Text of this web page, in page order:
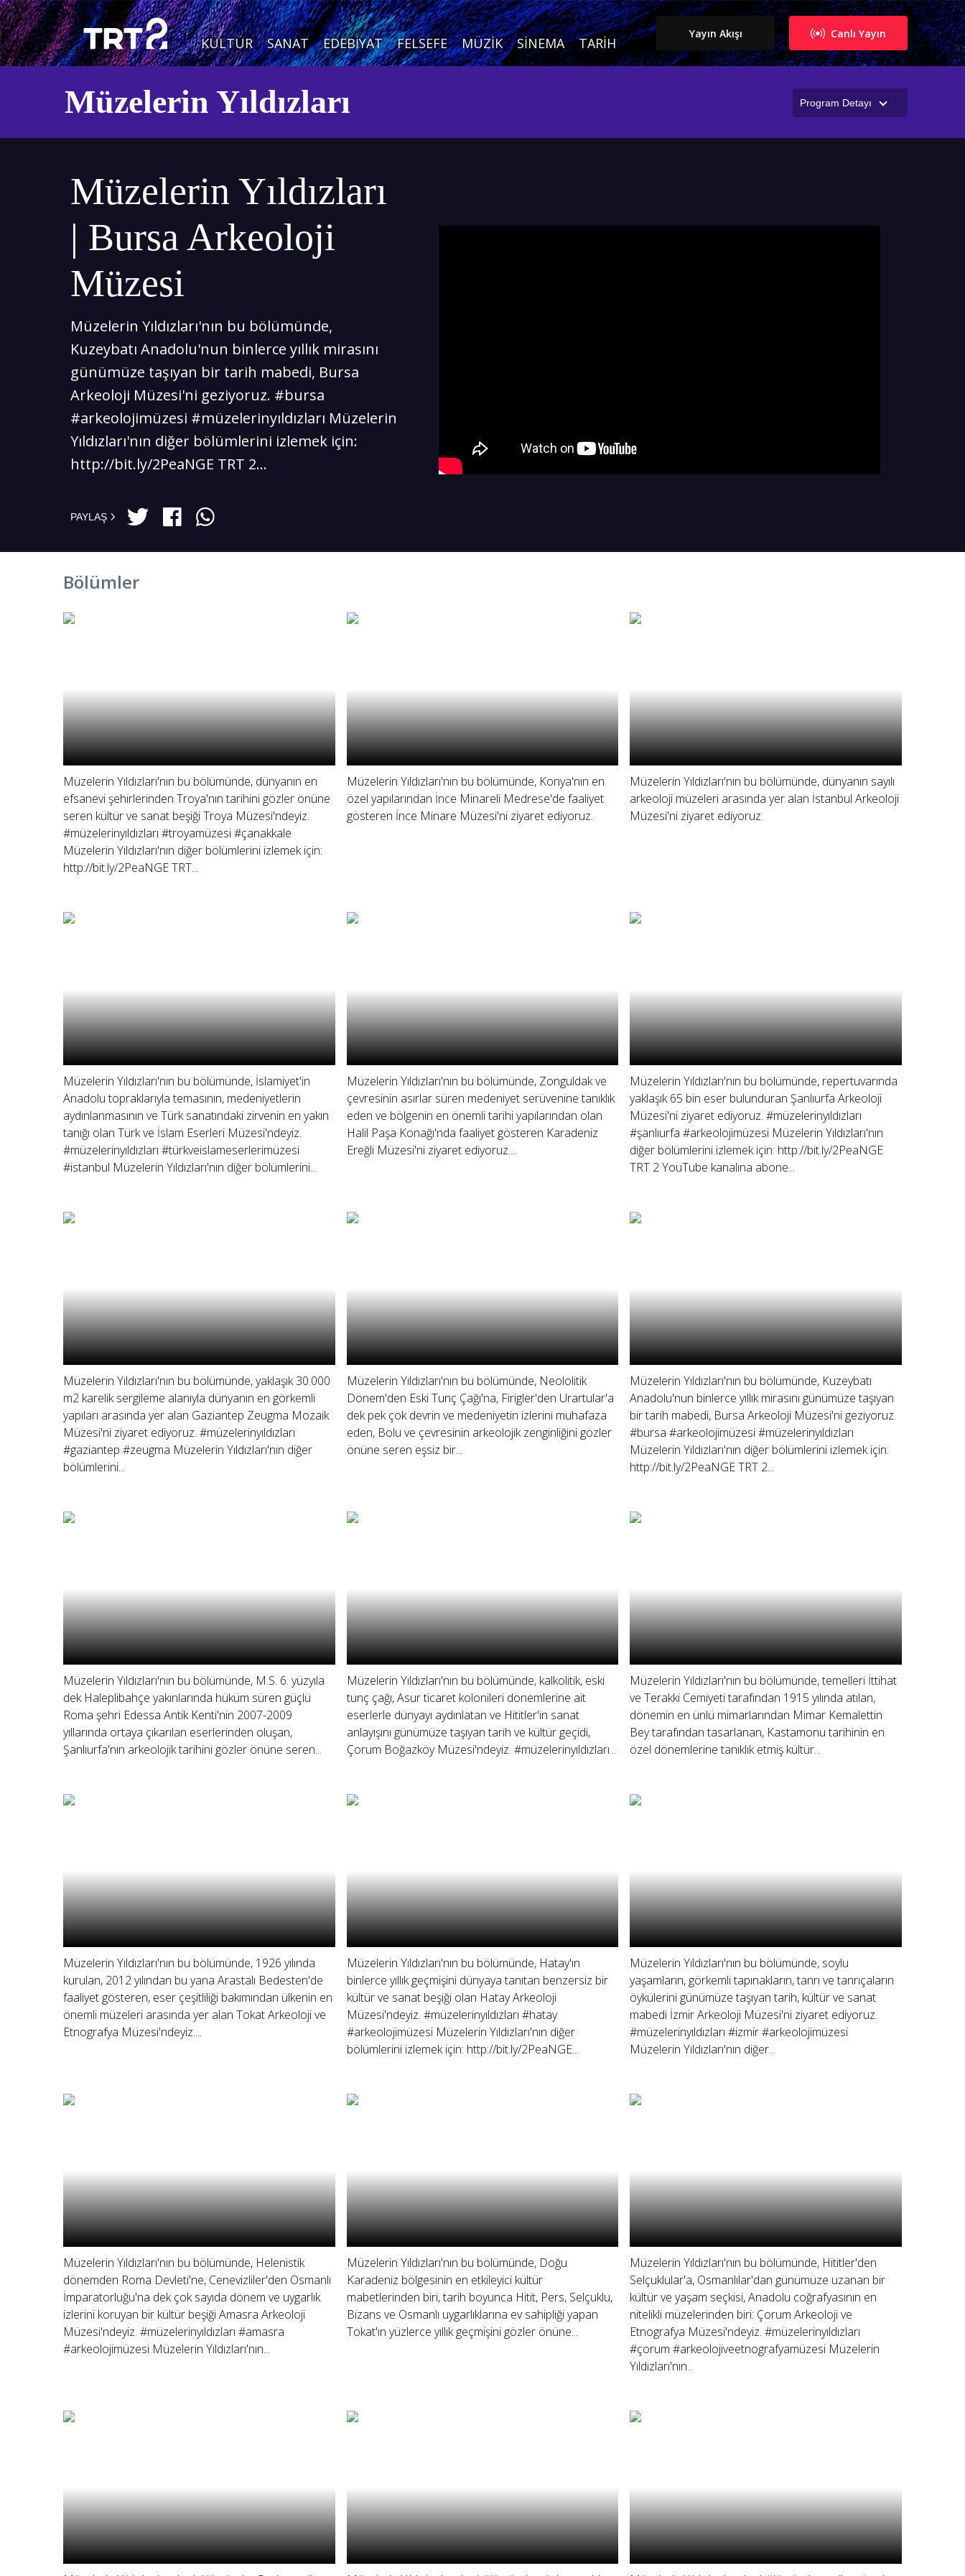
KÜLTÜR SANAT EDEBIYAT FELSEFE MÜZIK SINEMA TARIH
Canlı Yayın
Yayın Akışı
Program Detayı
Müzelerin Yıldızları
Müzelerin Yıldızları
| Bursa Arkeoloji
Müzesi
Müzelerin Yıldızları'nın bu bölümünde,
Kuzeybatı Anadolu'nun binlerce yıllık mirasını
günümüze taşıyan bir tarih mabedi, Bursa
Arkeoloji Müzesi'ni geziyoruz. #bursa
#arkeolojimüzesi #müzelerinyıldızları Müzelerin
Yıldızları'nın diğer bölümlerini izlemek için:
http://bit.ly/2PeaNGE TRT 2...
PAYLAŞ
Bölümler
Müzelerin Yıldızları'nın bu bölümünde, dünyanın en
efsanevi şehirlerinden Troya'nın tarihini gözler önüne
seren kültür ve sanat beşiği Troya Müzesi'ndeyiz.
#müzelerinyıldızları #troyamüzesi #çanakkale
Müzelerin Yıldızları'nın diğer bölümlerini izlemek için:
http://bit.ly/2PeaNGE TRT...
Müzelerin Yıldızları'nın bu bölümünde, Konya'nın en
özel yapılarından İnce Minareli Medrese'de faaliyet
gösteren İnce Minare Müzesi'ni ziyaret ediyoruz.
Müzelerin Yıldızları'nın bu bölümünde, dünyanın sayılı
arkeoloji müzeleri arasında yer alan İstanbul Arkeoloji
Müzesi'ni ziyaret ediyoruz.
Müzelerin Yıldızları'nın bu bölümünde, İslamiyet'in
Anadolu topraklarıyla temasının, medeniyetlerin
aydınlanmasının ve Türk sanatındaki zirvenin en yakın
tanığı olan Türk ve İslam Eserleri Müzesi'ndeyiz.
#müzelerinyıldızları #türkveislameserlerimüzesi
#istanbul Müzelerin Yıldızları'nın diğer bölümlerini...
Müzelerin Yıldızları'nın bu bölümünde, Zonguldak ve
çevresinin asırlar süren medeniyet serüvenine tanıklık
eden ve bölgenin en önemli tarihi yapılarından olan
Halil Paşa Konağı'nda faaliyet gösteren Karadeniz
Ereğli Müzesi'ni ziyaret ediyoruz....
Müzelerin Yıldızları'nın bu bölümünde, repertuvarında
yaklaşık 65 bin eser bulunduran Şanlıurfa Arkeoloji
Müzesi'ni ziyaret ediyoruz. #müzelerinyıldızları
#şanlıurfa #arkeolojimüzesi Müzelerin Yıldızları'nın
diğer bölümlerini izlemek için: http://bit.ly/2PeaNGE
TRT 2 YouTube kanalına abone...
Müzelerin Yıldızları'nın bu bölümünde, yaklaşık 30.000
m2 karelik sergileme alanıyla dünyanın en görkemli
yapıları arasında yer alan Gaziantep Zeugma Mozaik
Müzesi'ni ziyaret ediyoruz. #müzelerinyıldızları
#gaziantep #zeugma Müzelerin Yıldızları'nın diğer
bölümlerini...
Müzelerin Yıldızları'nın bu bölümünde, Neololitik
Dönem'den Eski Tunç Çağı'na, Firigler'den Urartular'a
dek pek çok devrin ve medeniyetin izlerini muhafaza
eden, Bolu ve çevresinin arkeolojik zenginliğini gözler
önüne seren eşsiz bir...
Müzelerin Yıldızları'nın bu bölümünde, Kuzeybatı
Anadolu'nun binlerce yıllık mirasını günümüze taşıyan
bir tarih mabedi, Bursa Arkeoloji Müzesi'ni geziyoruz.
#bursa #arkeolojimüzesi #müzelerinyıldızları
Müzelerin Yıldızları'nın diğer bölümlerini izlemek için:
http://bit.ly/2PeaNGE TRT 2...
Müzelerin Yıldızları'nın bu bölümünde, M.S. 6. yüzyıla
dek Haleplibahçe yakınlarında hüküm süren güçlü
Roma şehri Edessa Antik Kenti'nin 2007-2009
yıllarında ortaya çıkarılan eserlerinden oluşan,
Şanlıurfa'nın arkeolojik tarihini gözler önüne seren...
Müzelerin Yıldızları'nın bu bölümünde, kalkolitik, eski
tunç çağı, Asur ticaret kolonileri dönemlerine ait
eserlerle dünyayı aydınlatan ve Hititler'in sanat
anlayışını günümüze taşıyan tarih ve kültür geçidi,
Çorum Boğazköy Müzesi'ndeyiz. #müzelerinyıldızları...
Müzelerin Yıldızları'nın bu bölümünde, temelleri İttihat
ve Terakki Cemiyeti tarafından 1915 yılında atılan,
dönemin en ünlü mimarlarından Mimar Kemalettin
Bey tarafından tasarlanan, Kastamonu tarihinin en
özel dönemlerine tanıklık etmiş kültür...
Müzelerin Yıldızları'nın bu bölümünde, 1926 yılında
kurulan, 2012 yılından bu yana Arastalı Bedesten'de
faaliyet gösteren, eser çeşitliliği bakımından ülkenin en
önemli müzeleri arasında yer alan Tokat Arkeoloji ve
Etnografya Müzesi'ndeyiz....
Müzelerin Yıldızları'nın bu bölümünde, Hatay'ın
binlerce yıllık geçmişini dünyaya tanıtan benzersiz bir
kültür ve sanat beşiği olan Hatay Arkeoloji
Müzesi'ndeyiz. #müzelerinyıldızları #hatay
#arkeolojimüzesi Müzelerin Yıldızları'nın diğer
bölümlerini izlemek için: http://bit.ly/2PeaNGE...
Müzelerin Yıldızları'nın bu bölümünde, soylu
yaşamların, görkemli tapınakların, tanrı ve tanrıçaların
öykülerini günümüze taşıyan tarih, kültür ve sanat
mabedi İzmir Arkeoloji Müzesi'ni ziyaret ediyoruz.
#müzelerinyıldızları #izmir #arkeolojimüzesi
Müzelerin Yıldızları'nın diğer...
Müzelerin Yıldızları'nın bu bölümünde, Helenistik
dönemden Roma Devleti'ne, Cenevizliler'den Osmanlı
İmparatorluğu'na dek çok sayıda dönem ve uygarlık
izlerini koruyan bir kültür beşiği Amasra Arkeoloji
Müzesi'ndeyiz. #müzelerinyıldızları #amasra
#arkeolojimüzesi Müzelerin Yıldızları'nın...
Müzelerin Yıldızları'nın bu bölümünde, Doğu
Karadeniz bölgesinin en etkileyici kültür
mabetlerinden biri, tarih boyunca Hitit, Pers, Selçuklu,
Bizans ve Osmanlı uygarlıklarına ev sahipliği yapan
Tokat'ın yüzlerce yıllık geçmişini gözler önüne...
Müzelerin Yıldızları'nın bu bölümünde, Hititler'den
Selçuklular'a, Osmanlılar'dan günümüze uzanan bir
kültür ve yaşam seçkisi, Anadolu coğrafyasının en
nitelikli müzelerinden biri: Çorum Arkeoloji ve
Etnografya Müzesi'ndeyiz. #müzelerinyıldızları
#çorum #arkeolojiveetnografyamüzesi Müzelerin
Yıldızları'nın...